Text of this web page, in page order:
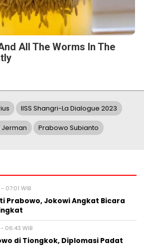
All The Worms In The
IISS Shangri-La Dialogue 2023
Jerman Prabowo Subianto
07:01 WIB
Prabowo, Jokowi Angkat Bicara
06:43 WIB
di Tiongkok, Diplomasi Padat